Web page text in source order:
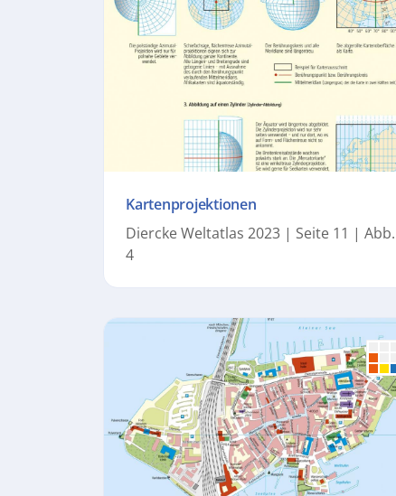
Kartenprojektionen
Diercke Weltatlas 2023 | Seite 11 | Abb.
4